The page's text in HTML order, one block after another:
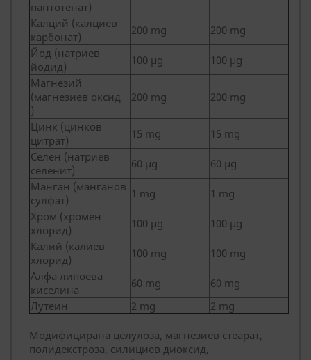
пантотенат)
Калций (калциев
карбонат)
200 mg
200 mg
Йод (натриев
йодид)
100 µg
100 µg
Магнезий
(магнезиев оксид
)
200 mg 200 mg
Цинк (цинков
цитрат)
15 mg
15 mg
Селен (натриев
селенит)
60 µg
60 µg
Манган (манганов
сулфат)
1 mg
1 mg
Хром (хромен
хлорид)
100 µg
100 µg
Калий (калиев
хлорид)
100 mg
100 mg
Алфа липоева
киселина
60 mg
60 mg
Лутеин
2 mg 2 mg
Модифицирана целулоза, магнезиев стеарат,
полидекстроза, силициев диоксид,